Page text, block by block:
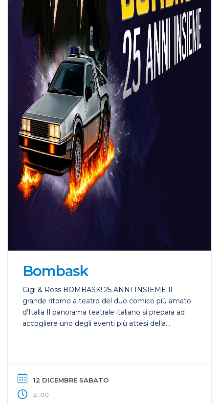
Bombask
Gigi & Ross BOMBASK! 25 ANNI INSIEME Il
grande ritorno a teatro del duo comico più amato
d’Italia Il panorama teatrale italiano si prepara ad
accogliere uno degli eventi più attesi della
12 DICEMBRE SABATO
21:00